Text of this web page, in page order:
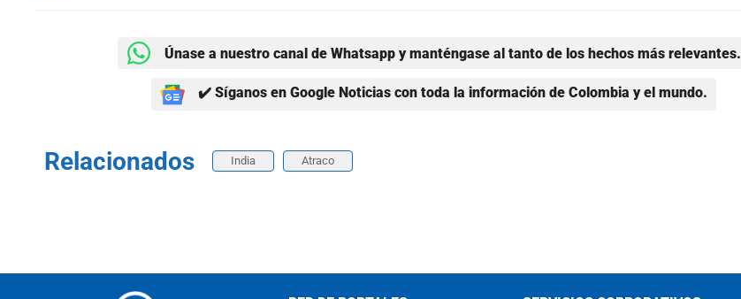
Únase a nuestro canal de Whatsapp y manténgase al tanto de los hechos más relevantes.
✔️ Síganos en Google Noticias con toda la información de Colombia y el mundo.
Relacionados India Atraco